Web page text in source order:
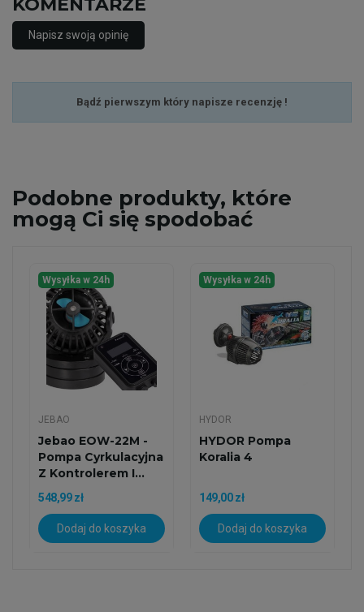
KOMENTARZE
Napisz swoją opinię
Bądź pierwszym który napisze recenzję !
Podobne produkty, które
mogą Ci się spodobać
Wysyłka w 24h
JEBAO
Jebao EOW-22M -
Pompa Cyrkulacyjna
Z Kontrolerem I...
548,99 zł
Dodaj do koszyka
Wysyłka w 24h
HYDOR
HYDOR Pompa
Koralia 4
149,00 zł
Dodaj do koszyka